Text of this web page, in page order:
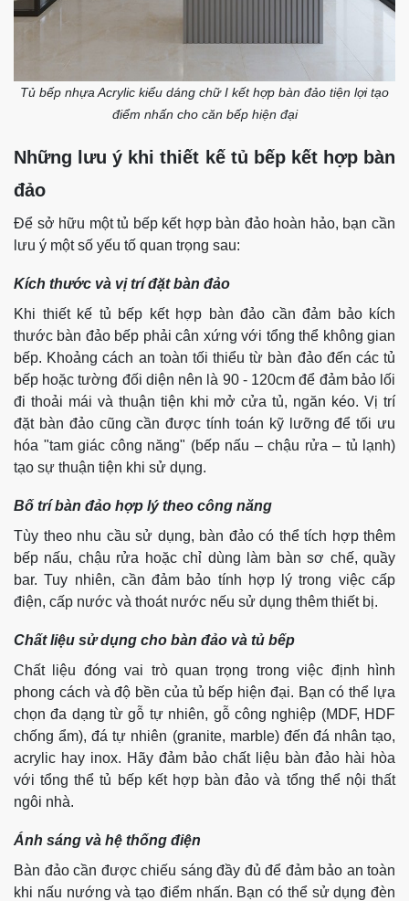
Tủ bếp nhựa Acrylic kiểu dáng chữ I kết hợp bàn đảo tiện lợi tạo
điểm nhấn cho căn bếp hiện đại
Những lưu ý khi thiết kế tủ bếp kết hợp bàn
đảo
Để sở hữu một tủ bếp kết hợp bàn đảo hoàn hảo, bạn cần
lưu ý một số yếu tố quan trọng sau:
Kích thước và vị trí đặt bàn đảo
Khi thiết kế tủ bếp kết hợp bàn đảo cần đảm bảo kích
thước bàn đảo bếp phải cân xứng với tổng thể không gian
bếp. Khoảng cách an toàn tối thiểu từ bàn đảo đến các tủ
bếp hoặc tường đối diện nên là 90 - 120cm để đảm bảo lối
đi thoải mái và thuận tiện khi mở cửa tủ, ngăn kéo. Vị trí
đặt bàn đảo cũng cần được tính toán kỹ lưỡng để tối ưu
hóa "tam giác công năng" (bếp nấu – chậu rửa – tủ lạnh)
tạo sự thuận tiện khi sử dụng.
Bố trí bàn đảo hợp lý theo công năng
Tùy theo nhu cầu sử dụng, bàn đảo có thể tích hợp thêm
bếp nấu, chậu rửa hoặc chỉ dùng làm bàn sơ chế, quầy
bar. Tuy nhiên, cần đảm bảo tính hợp lý trong việc cấp
điện, cấp nước và thoát nước nếu sử dụng thêm thiết bị.
Chất liệu sử dụng cho bàn đảo và tủ bếp
Chất liệu đóng vai trò quan trọng trong việc định hình
phong cách và độ bền của tủ bếp hiện đại. Bạn có thể lựa
chọn đa dạng từ gỗ tự nhiên, gỗ công nghiệp (MDF, HDF
chống ẩm), đá tự nhiên (granite, marble) đến đá nhân tạo,
acrylic hay inox. Hãy đảm bảo chất liệu bàn đảo hài hòa
với tổng thể tủ bếp kết hợp bàn đảo và tổng thể nội thất
ngôi nhà.
Ánh sáng và hệ thống điện
Bàn đảo cần được chiếu sáng đầy đủ để đảm bảo an toàn
khi nấu nướng và tạo điểm nhấn. Bạn có thể sử dụng đèn